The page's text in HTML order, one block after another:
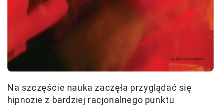
Na szczęście nauka zaczęła przyglądać się
hipnozie z bardziej racjonalnego punktu